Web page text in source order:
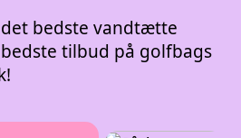
bedste vandtætte
tilbud på golfbags